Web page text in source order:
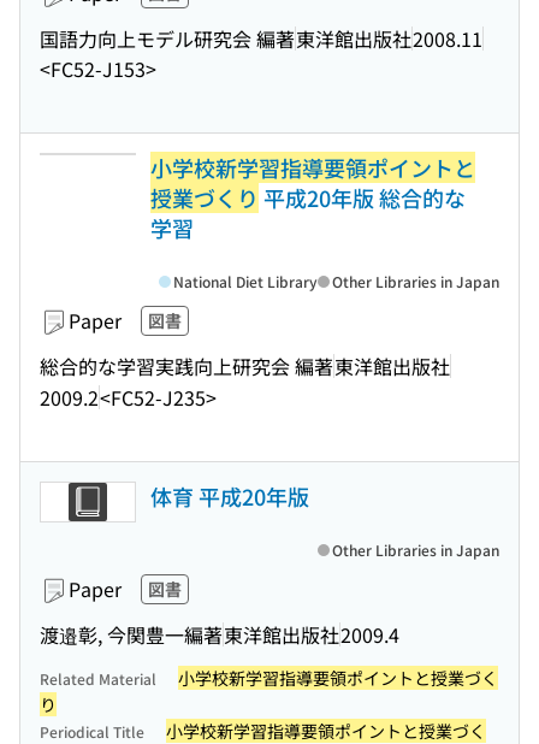
国語力向上モデル研究会 編著東洋館出版社2008.11
<FC52-J153>
小学校新学習指導要領ポイントと
授業づくり 平成20年版 総合的な
学習
Paper 図書
総合的な学習実践向上研究会 編著東洋館出版社
2009.2<FC52-J235>
National Diet Library Other Libraries in Japan
体育 平成20年版
Paper 図書
渡邉彰, 今関豊一編著東洋館出版社2009.4
Other Libraries in Japan
Related Material
小学校新学習指導要領ポイントと授業づく
り
Periodical Title
小学校新学習指導要領ポイントと授業づく